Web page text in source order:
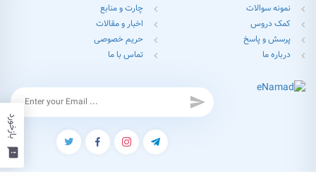
feedback
بازخورد
chevron_left نمونه سوالات chevron_left چارت و منابع
chevron_left کمک دروس chevron_left اخبار و مقالات
chevron_left پرسش و پاسخ chevron_left حریم خصوصی
chevron_left درباره ما chevron_left تماس با ما
send